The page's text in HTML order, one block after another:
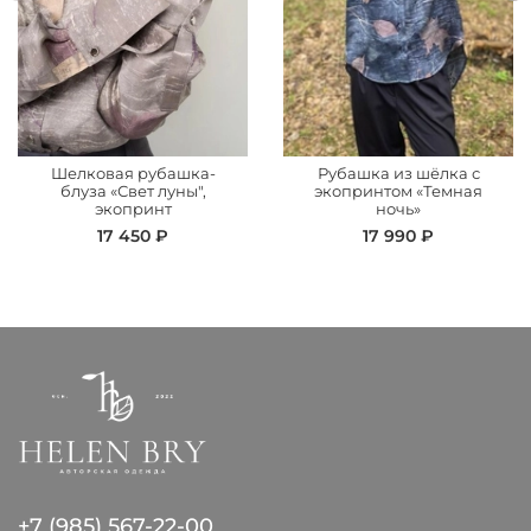
Шелковая рубашка-
блуза «Свет луны",
экопринт
17 450 ₽
Рубашка из шёлка с
экопринтом «Темная
ночь»
17 990 ₽
+7 (985) 567-22-00